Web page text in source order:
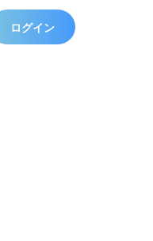
ログイン